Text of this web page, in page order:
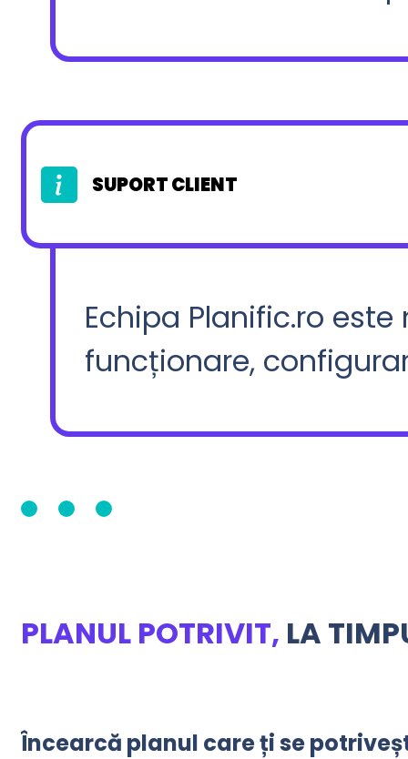
SUPORT CLIENT
Echipa Planific.ro
funcționare,
PLANUL POTRIVIT, LA
Încearcă planul care ți se